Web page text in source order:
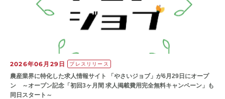
2026年06月29日 プレスリリース
農産業界に特化した求人情報サイト 「やさいジョブ」が6月29日にオープ
ン ～オープン記念「初回3ヶ月間 求人掲載費用完全無料キャンペーン」も
同日スタート～